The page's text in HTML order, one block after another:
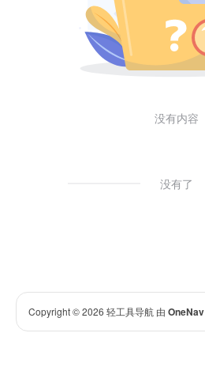
没有内容
没有了
Copyright © 2026 轻工具导航 由 OneNav